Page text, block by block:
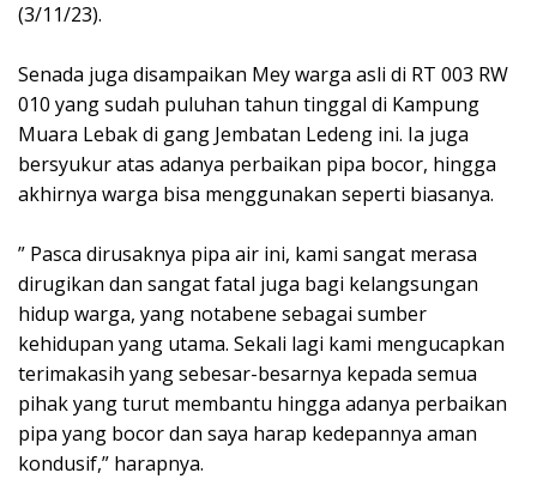
(3/11/23).
Senada juga disampaikan Mey warga asli di RT 003 RW
010 yang sudah puluhan tahun tinggal di Kampung
Muara Lebak di gang Jembatan Ledeng ini. Ia juga
bersyukur atas adanya perbaikan pipa bocor, hingga
akhirnya warga bisa menggunakan seperti biasanya.
” Pasca dirusaknya pipa air ini, kami sangat merasa
dirugikan dan sangat fatal juga bagi kelangsungan
hidup warga, yang notabene sebagai sumber
kehidupan yang utama. Sekali lagi kami mengucapkan
terimakasih yang sebesar-besarnya kepada semua
pihak yang turut membantu hingga adanya perbaikan
pipa yang bocor dan saya harap kedepannya aman
kondusif,” harapnya.